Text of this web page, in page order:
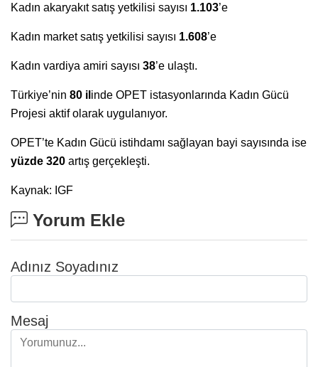
Kadın akaryakıt satış yetkilisi sayısı 1.103’e
Kadın market satış yetkilisi sayısı 1.608’e
Kadın vardiya amiri sayısı 38’e ulaştı.
Türkiye’nin 80 il inde OPET istasyonlarında Kadın Gücü
Projesi aktif olarak uygulanıyor.
OPET’te Kadın Gücü istihdamı sağlayan bayi sayısında ise
yüzde 320 artış gerçekleşti.
Kaynak: IGF
Yorum Ekle
Adınız Soyadınız
Mesaj